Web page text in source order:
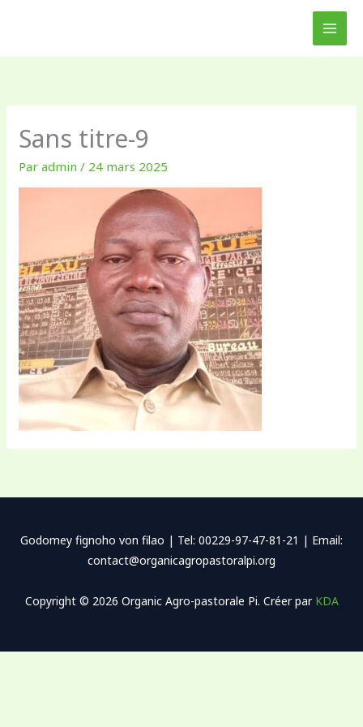
Sans titre-9
Paradmin/ 24 mars 2025
Godomey fignoho von filao | Tel: 00229-97-47-81-21 | Email:
contact@organicagropastoralpi.org
Copyright © 2026 Organic Agro-pastorale Pi. Créer par KDA